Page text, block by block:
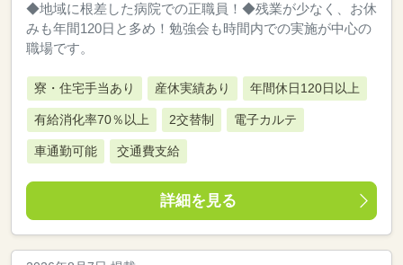
◆地域に根差した病院での正職員！◆残業が少なく、お休
みも年間120日と多め！勉強会も時間内での実施が中心の
職場です。
寮・住宅手当あり 産休実績あり 年間休日120日以上
有給消化率70％以上 2交替制 電子カルテ
車通勤可能 交通費支給
詳細を見る